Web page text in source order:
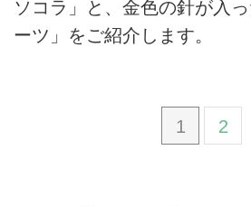
ソコラ」と、金色の針が入
ーツ」をご紹介します。
1 2